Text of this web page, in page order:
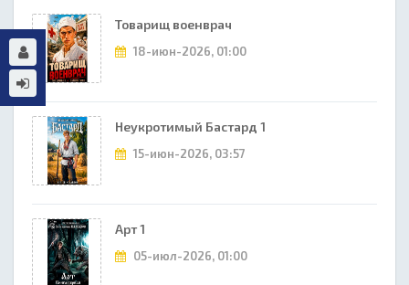
Товарищ военврач
18-июн-2026, 01:00
Неукротимый Бастард 1
15-июн-2026, 03:57
Арт 1
05-июл-2026, 01:00